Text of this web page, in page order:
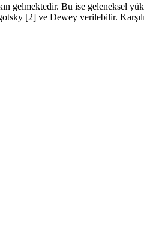
gelmektedir. Bu ise geleneksel
[2] ve Dewey verilebilir.